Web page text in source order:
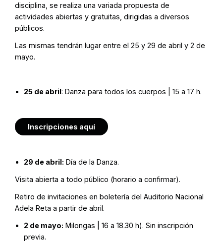
disciplina, se realiza una variada propuesta de
actividades abiertas y gratuitas, dirigidas a diversos
públicos.
Las mismas tendrán lugar entre el 25 y 29 de abril y 2 de
mayo.
25 de abril: Danza para todos los cuerpos | 15 a 17 h.
Inscripciones aquí
29 de abril: Día de la Danza.
Visita abierta a todo público (horario a confirmar).
Retiro de invitaciones en boletería del Auditorio Nacional
Adela Reta a partir de abril.
2 de mayo: Milongas | 16 a 18.30 h). Sin inscripción
previa.